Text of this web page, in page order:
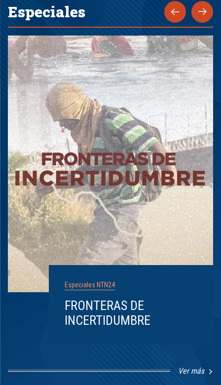
Especiales
Especiales NTN24
FRONTERAS DE
INCERTIDUMBRE
Ver más